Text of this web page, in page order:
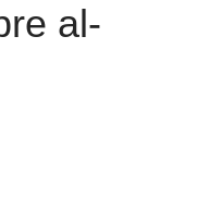
al-